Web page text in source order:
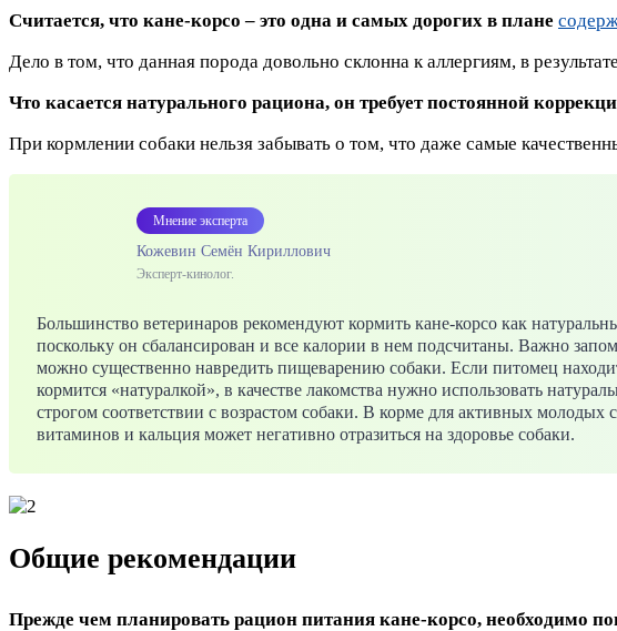
Считается, что кане-корсо – это одна и самых дорогих в плане
Дело в том, что данная порода довольно склонна к аллергиям, в
Что касается натурального рациона, он требует постоянной
При кормлении собаки нельзя забывать о том, что даже самые
Мнение эксперта
Кожевин Семён Кириллович
Эксперт-кинолог.
Большинство ветеринаров рекомендуют кормить кане-корсо как
поскольку он сбалансирован и все калории в нем подсчитаны. Важно
можно существенно навредить пищеварению собаки. Если питомец
кормится «натуралкой», в качестве лакомства нужно использовать
строгом соответствии с возрастом собаки. В корме для активных
витаминов и кальция может негативно отразиться на здоровье собаки.
Общие рекомендации
Прежде чем планировать рацион питания кане-корсо, необходимо